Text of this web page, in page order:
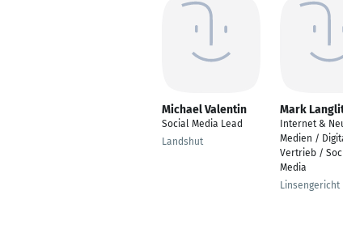
Michael Valentin
Social Media Lead
Landshut
Mark
Internet &
Medien /
Vertrieb /
Media
Linsengericht